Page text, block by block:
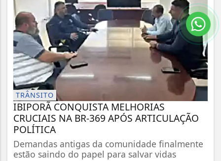
TRÂNSITO
IBIPORÃ CONQUISTA MELHORIAS
CRUCIAIS NA BR-369 APÓS ARTICULAÇÃO
POLÍTICA
Demandas antigas da comunidade finalmente
estão saindo do papel para salvar vidas